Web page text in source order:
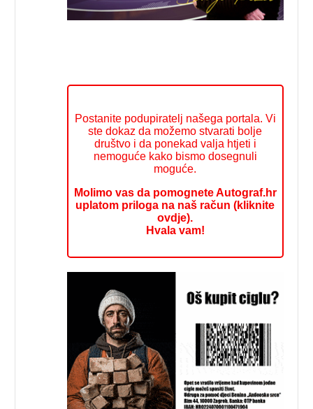
Postanite podupiratelj našega portala. Vi
ste dokaz da možemo stvarati bolje
društvo i da ponekad valja htjeti i
nemoguće kako bismo dosegnuli
moguće.
Molimo vas da pomognete Autograf.hr
uplatom priloga na naš račun (kliknite
ovdje).
Hvala vam!